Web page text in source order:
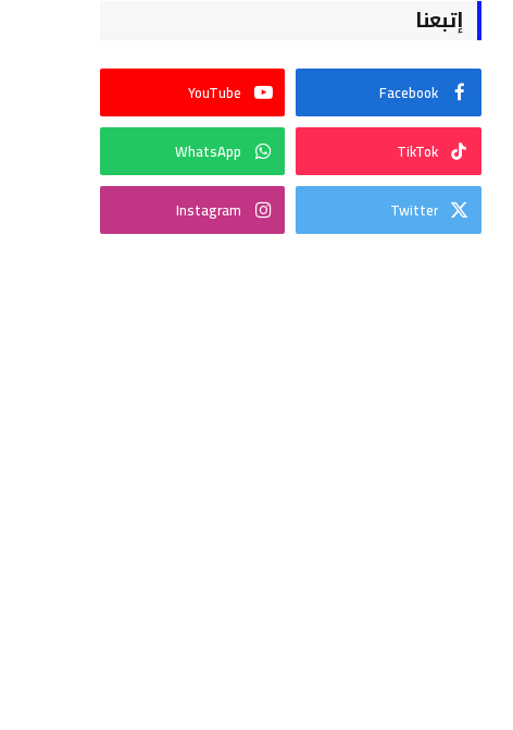
إتبعنا
Facebook
YouTube
TikTok
WhatsApp
Twitter
Instagram